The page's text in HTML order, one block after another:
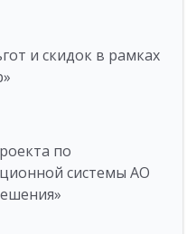
и скидок в рамках
по
системы АО